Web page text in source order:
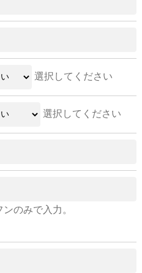
選択してください
選択してください
のみで入力。